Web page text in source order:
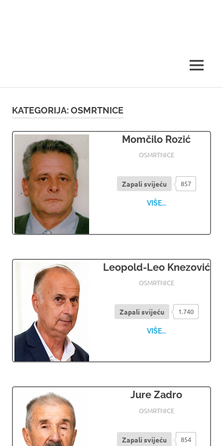
MENU
KATEGORIJA:OSMRTNICE
Momčilo Rozić
05.08.2026
OSMRTNICE LJUBUSKI
OSMRTNICE
Zapali svijeću 857
VIŠE...
Leopold-Leo Knezović
04.08.2026
OSMRTNICE LJUBUSKI
OSMRTNICE
Zapali svijeću 1.740
VIŠE...
Jure Zadro
04.08.2026
OSMRTNICE LJUBUSKI
OSMRTNICE
Zapali svijeću 854